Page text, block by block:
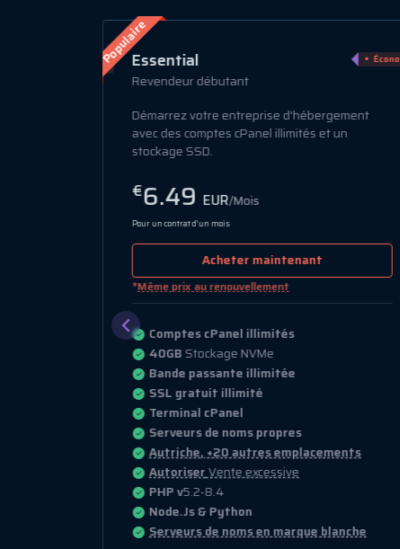
Économiser 75%PopulaireEssential
Revendeur débutant
Démarrez votre entreprise d'hébergement
avec des comptes cPanel illimités et un
stockage SSD.
€6.49 EUR/Mois
Pour un contrat d’un mois
Acheter maintenant
*Même prix au renouvellement
Comptes cPanel illimités
40GBStockage NVMe
Bande passante illimitée
SSL gratuit illimité
Terminal cPanel
Serveurs de noms propres
Autriche, +20 autres emplacements
AutoriserVente excessive
PHP v5.2-8.4
Node.Js & Python
Serveurs de noms en marque blanche